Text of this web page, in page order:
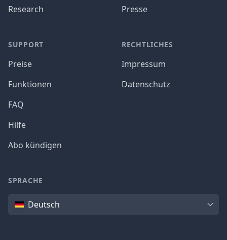
Research
SUPPORT
Preise
Funktionen
FAQ
Hilfe
Abo kündigen
Presse
RECHTLICHES
Impressum
Datenschutz
SPRACHE
SpracheDeutsch